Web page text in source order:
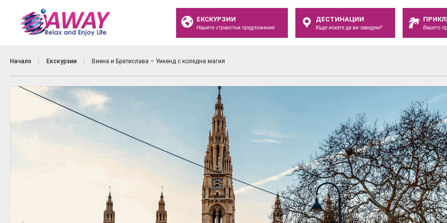
ЕКСКУРЗИИ
Нашите страхотни предложения
ДЕСТИНАЦИИ
Къде искате да ви заведем? Вашето
Начало Екскурзии Виена и Братислава – Уикенд с коледна магия